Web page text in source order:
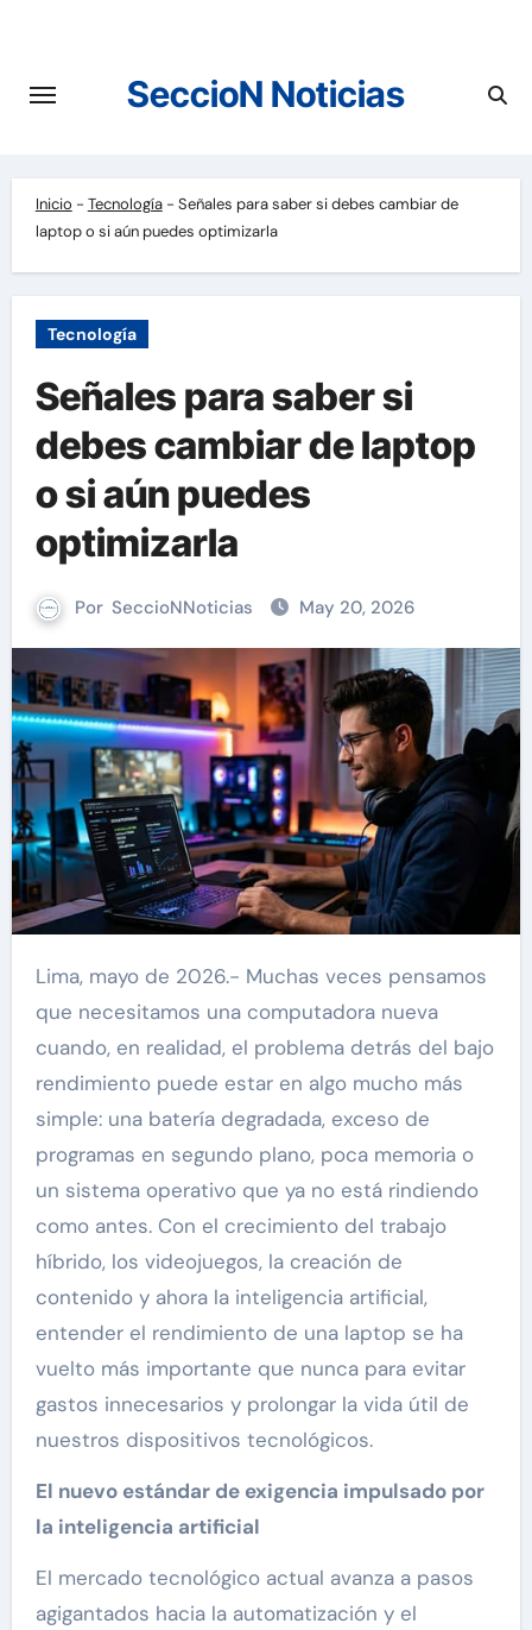
contenido
SeccioN Noticias
Inicio - Tecnología- Señales para saber si debes cambiar de
laptop o si aún puedes optimizarla
Tecnología
Señales para saber si
debes cambiar de laptop
o si aún puedes
optimizarla
Por SeccioNNoticias May 20, 2026
Lima, mayo de 2026.- Muchas veces pensamos
que necesitamos una computadora nueva
cuando, en realidad, el problema detrás del bajo
rendimiento puede estar en algo mucho más
simple: una batería degradada, exceso de
programas en segundo plano, poca memoria o
un sistema operativo que ya no está rindiendo
como antes. Con el crecimiento del trabajo
híbrido, los videojuegos, la creación de
contenido y ahora la inteligencia artificial,
entender el rendimiento de una laptop se ha
vuelto más importante que nunca para evitar
gastos innecesarios y prolongar la vida útil de
nuestros dispositivos tecnológicos.
El nuevo estándar de exigencia impulsado por
la inteligencia artificial
El mercado tecnológico actual avanza a pasos
agigantados hacia la automatización y el